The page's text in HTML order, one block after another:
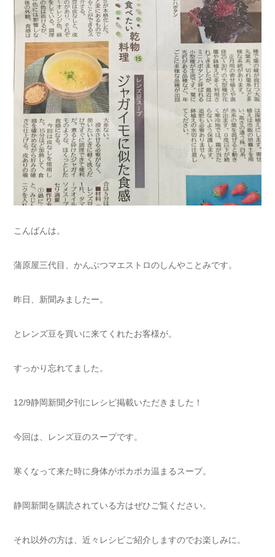
こんばんは。
蒲原屋三代目、かんぶつマエストロのしんやことみです。
昨日、新聞みましたー。
とレンズ豆を買いに来てくれたお客様が。
すっかり忘れてました。
12/9静岡新聞夕刊にレシピ掲載いただきました！
今回は、レンズ豆のスープです。
寒くなって来た時に身体がポカポカ温まるスープ。
静岡新聞を購読されている方はぜひご覧ください。
それ以外の方は、近々レシピご紹介しますのでお楽しみに。